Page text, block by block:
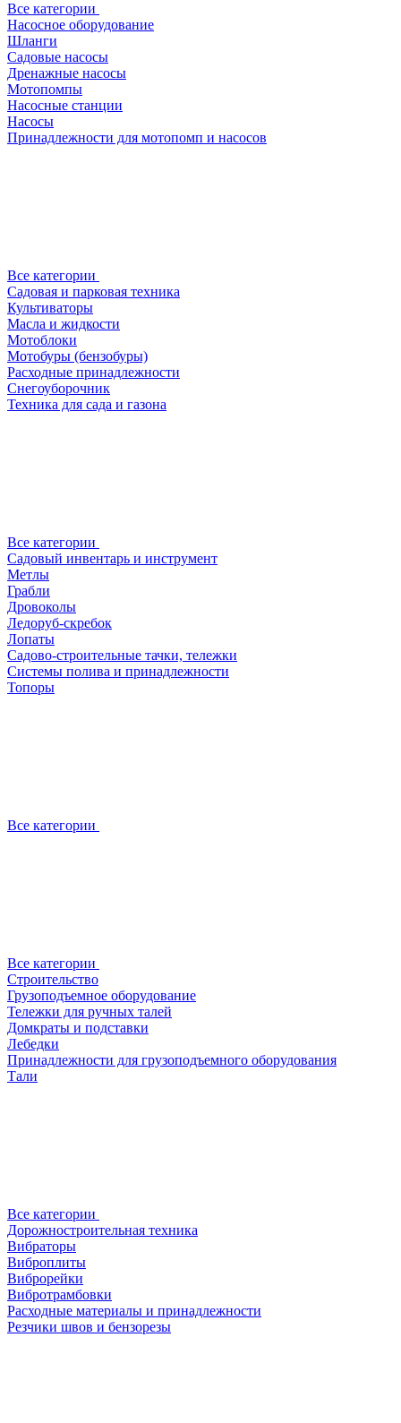
Все категории
Насосное оборудование
Шланги
Садовые насосы
Дренажные насосы
Мотопомпы
Насосные станции
Насосы
Принадлежности для мотопомп и насосов
Все категории
Садовая и парковая техника
Культиваторы
Масла и жидкости
Мотоблоки
Мотобуры (бензобуры)
Расходные принадлежности
Снегоуборочник
Техника для сада и газона
Все категории
Садовый инвентарь и инструмент
Метлы
Грабли
Дровоколы
Ледоруб-скребок
Лопаты
Садово-строительные тачки, тележки
Системы полива и принадлежности
Топоры
Все категории
Все категории
Строительство
Грузоподъемное оборудование
Тележки для ручных талей
Домкраты и подставки
Лебедки
Принадлежности для грузоподъемного оборудования
Тали
Все категории
Дорожностроительная техника
Вибраторы
Виброплиты
Виброрейки
Вибротрамбовки
Расходные материалы и принадлежности
Резчики швов и бензорезы